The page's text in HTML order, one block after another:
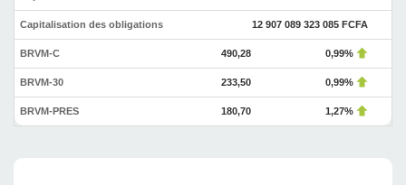
Capitalisation des obligations 12 907 089 323 085 FCFA
BRVM-C 490,28 0,99%
BRVM-30 233,50 0,99%
BRVM-PRES 180,70 1,27%